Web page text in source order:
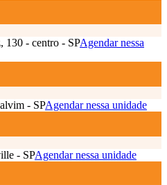
130 - centro - SPAgendar nessa
- SPAgendar nessa unidade
- SPAgendar nessa unidade